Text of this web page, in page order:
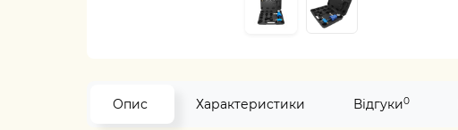
Опис Характеристики Відгуки0